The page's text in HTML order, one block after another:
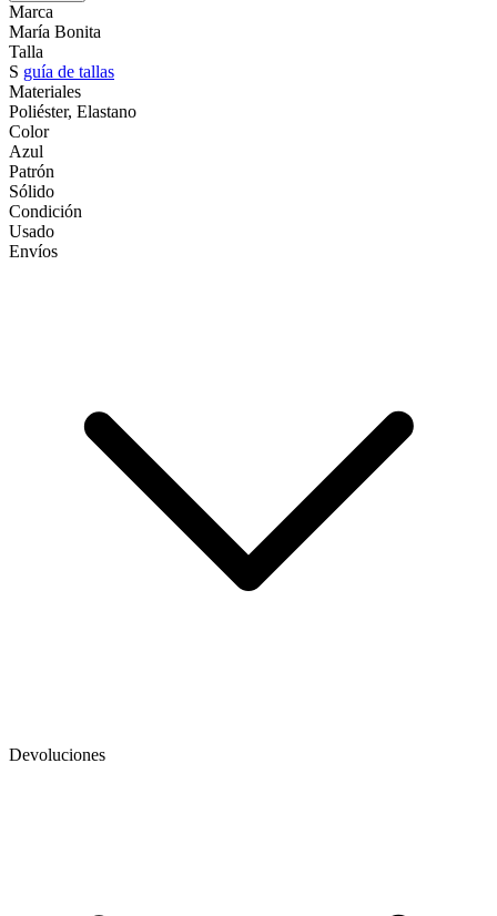
Marca
María Bonita
Talla
S guía de tallas
Materiales
Poliéster, Elastano
Color
Azul
Patrón
Sólido
Condición
Usado
Envíos
Devoluciones